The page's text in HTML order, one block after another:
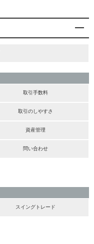
取引手数料
取引のしやすさ
資産管理
問い合わせ
スイングトレード